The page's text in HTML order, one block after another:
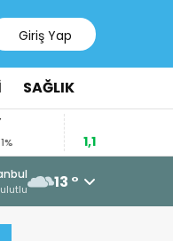
Giriş Yap
SAĞLIK
EUR/USD
1,1567
0,36%
AZERBAYCAN’DAN
13 °